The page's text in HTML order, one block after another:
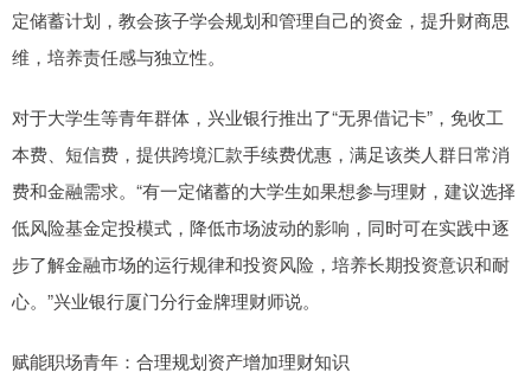
定储蓄计划，教会孩子学会规划和管理自己的资金，提升财商思
维，培养责任感与独立性。
对于大学生等青年群体，兴业银行推出了“无界借记卡”，免收工
本费、短信费，提供跨境汇款手续费优惠，满足该类人群日常消
费和金融需求。“有一定储蓄的大学生如果想参与理财，建议选择
低风险基金定投模式，降低市场波动的影响，同时可在实践中逐
步了解金融市场的运行规律和投资风险，培养长期投资意识和耐
心。”兴业银行厦门分行金牌理财师说。
赋能职场青年：合理规划资产增加理财知识